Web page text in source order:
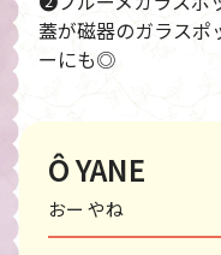
蓋が磁器のガラスポ
ーにも◎
Ô YANE
おー やね